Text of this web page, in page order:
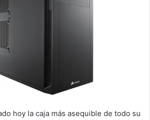
hoy la caja más asequible de todo su